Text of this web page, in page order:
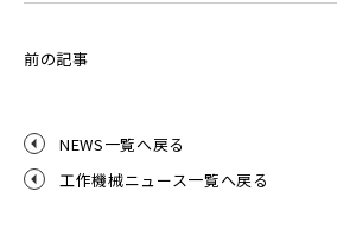
前の記事
NEWS一覧へ戻る
工作機械ニュース一覧へ戻る